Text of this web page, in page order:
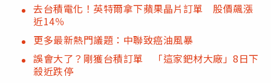
去台積電化！英特爾拿下蘋果晶片訂單 股價飆漲
近14％
更多最新熱門議題：中聯致癌油風暴
誤會大了？剛獲台積訂單 「這家鈀材大廠」8日下
殺近跌停